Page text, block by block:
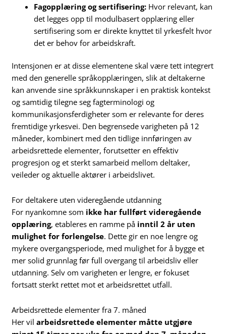
Fagopplæring og sertifisering: Hvor relevant, kan
det legges opp til modulbasert opplæring eller
sertifisering som er direkte knyttet til yrkesfelt hvor
det er behov for arbeidskraft.
Intensjonen er at disse elementene skal være tett integrert
med den generelle språkopplæringen, slik at deltakerne
kan anvende sine språkkunnskaper i en praktisk kontekst
og samtidig tilegne seg fagterminologi og
kommunikasjonsferdigheter som er relevante for deres
fremtidige yrkesvei. Den begrensede varigheten på 12
måneder, kombinert med den tidlige innføringen av
arbeidsrettede elementer, forutsetter en effektiv
progresjon og et sterkt samarbeid mellom deltaker,
veileder og aktuelle aktører i arbeidslivet.
For deltakere uten videregående utdanning
For nyankomne som ikke har fullført videregående
opplæring, etableres en ramme på inntil 2 år uten
mulighet for forlengelse. Dette gir en noe lengre og
mykere overgangsperiode, med mulighet for å bygge et
mer solid grunnlag før full overgang til arbeidsliv eller
utdanning. Selv om varigheten er lengre, er fokuset
fortsatt sterkt rettet mot et arbeidsrettet utfall.
Arbeidsrettede elementer fra 7. måned
Her vilarbeidsrettede elementer måtte utgjøre